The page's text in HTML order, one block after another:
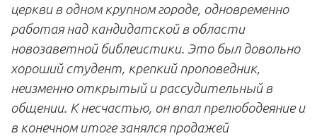
церкви в одном крупном городе, одновременно
работая над кандидатской в области
новозаветной библеистики. Это был довольно
хороший студент, крепкий проповедник,
неизменно открытый и рассудительный в
общении. К несчастью, он впал прелюбодеяние и
в конечном итоге занялся продажей